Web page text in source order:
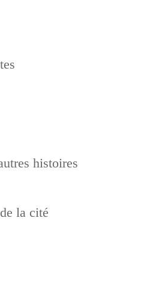
histoires
la cité